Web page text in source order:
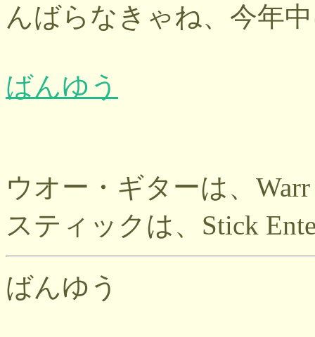
んばらなきゃね、今年
ばんゆう
ウオー・ギターは、
スティックは、Stick
ばんゆう